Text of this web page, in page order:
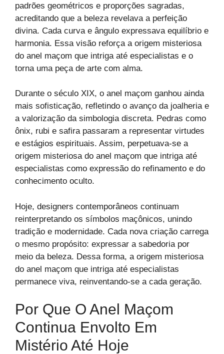
padrões geométricos e proporções sagradas,
acreditando que a beleza revelava a perfeição
divina. Cada curva e ângulo expressava equilíbrio e
harmonia. Essa visão reforça a origem misteriosa
do anel maçom que intriga até especialistas e o
torna uma peça de arte com alma.
Durante o século XIX, o anel maçom ganhou ainda
mais sofisticação, refletindo o avanço da joalheria e
a valorização da simbologia discreta. Pedras como
ônix, rubi e safira passaram a representar virtudes
e estágios espirituais. Assim, perpetuava-se a
origem misteriosa do anel maçom que intriga até
especialistas como expressão do refinamento e do
conhecimento oculto.
Hoje, designers contemporâneos continuam
reinterpretando os símbolos maçônicos, unindo
tradição e modernidade. Cada nova criação carrega
o mesmo propósito: expressar a sabedoria por
meio da beleza. Dessa forma, a origem misteriosa
do anel maçom que intriga até especialistas
permanece viva, reinventando-se a cada geração.
Por Que O Anel Maçom
Continua Envolto Em
Mistério Até Hoje